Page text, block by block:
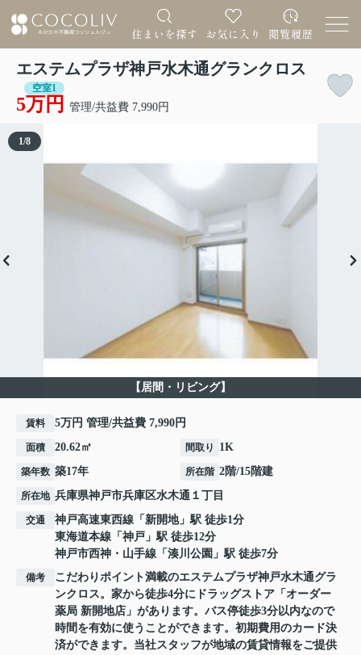
エステムプラザ神戸水木通グランクロス
空室1
5万円 管理/共益費 7,990円
【居間・リビング】
1/8
賃料 5万円 管理/共益費 7,990円
面積 20.62㎡ 間取り 1K
築年数 築17年 所在階 2階/15階建
所在地 兵庫県神戸市兵庫区水木通 １丁目
交通 神戸高速東西線 「 新開地」駅 徒歩1分
東海道本線 「 神戸 」駅 徒歩12分
神戸市西神・山手線 「 湊川公園 」駅 徒歩7分
備考
こだわりポイント満載のエステムプラザ神戸水木通グラ
ンクロス。家から徒歩4分にドラッグストア「オーダー
薬局 新開地店」があります。バス停徒歩3分以内なので
時間を有効に使うことができます。初期費用のカード決
済ができます。当社スタッフが地域の賃貸情報をご提供